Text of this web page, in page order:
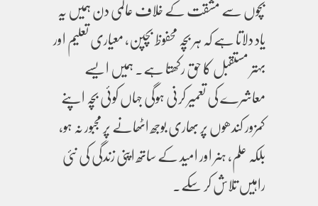
بچوں سے مشقت کے خلاف عالمی دن ہمیں یہ
یاد دلاتا ہے کہ ہر بچہ محفوظ بچپن، معیاری تعلیم اور
بہتر مستقبل کا حق رکھتا ہے۔ ہمیں ایسے
معاشرے کی تعمیر کرنی ہوگی جہاں کوئی بچہ اپنے
کمزور کندھوں پر بھاری بوجھ اٹھانے پر مجبور نہ ہو،
بلکہ علم، ہنر اور امید کے ساتھ اپنی زندگی کی نئی
راہیں تلاش کر سکے۔